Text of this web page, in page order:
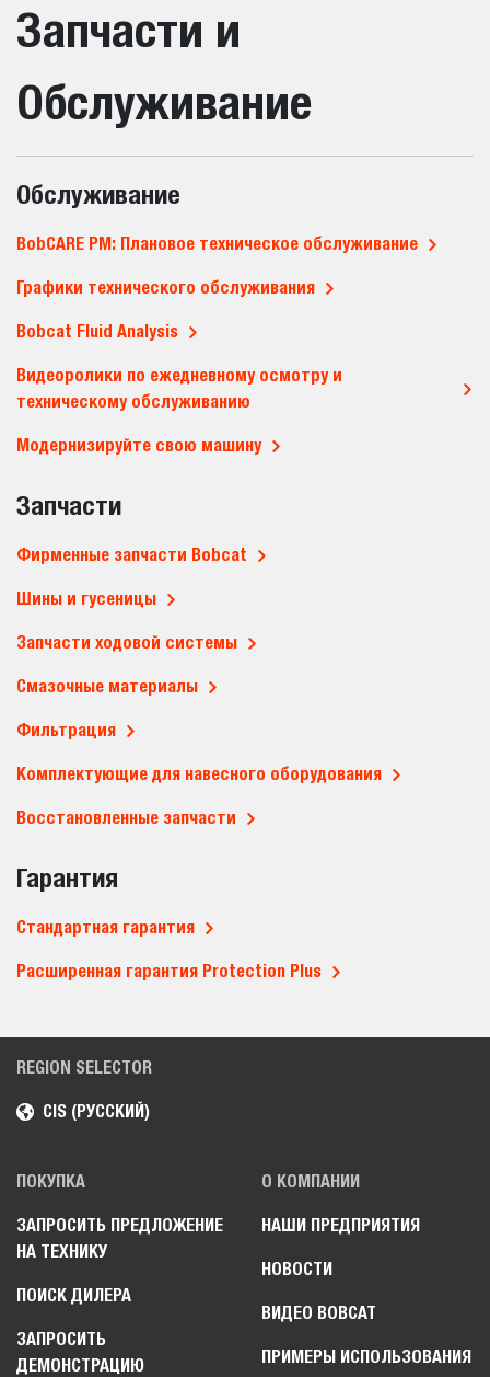
Запчасти и
Обслуживание
Запчасти
Фирменные запчасти Bobcat
Шины и гусеницы
Запчасти ходовой системы
Смазочные материалы
Фильтрация
Комплектующие для навесного оборудования
Восстановленные запчасти
Обслуживание
BobCARE PM: Плановое техническое обслуживание
Графики технического обслуживания
Bobcat Fluid Analysis
Видеоролики по ежедневному осмотру и
техническому обслуживанию
Модернизируйте свою машину
Гарантия
Стандартная гарантия
Расширенная гарантия Protection Plus
REGION SELECTOR
CIS (РУССКИЙ)
ПОКУПКА
ЗАПРОСИТЬ ПРЕДЛОЖЕНИЕ
НА ТЕХНИКУ
ПОИСК ДИЛЕРА
ЗАПРОСИТЬ
ДЕМОНСТРАЦИЮ
О КОМПАНИИ
НАШИ ПРЕДПРИЯТИЯ
НОВОСТИ
ВИДЕО BOBCAT
ПРИМЕРЫ ИСПОЛЬЗОВАНИЯ